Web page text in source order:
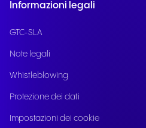
Informazioni legali
GTC-SLA
Note legali
Whistleblowing
Protezione dei dati
Impostazioni dei cookie